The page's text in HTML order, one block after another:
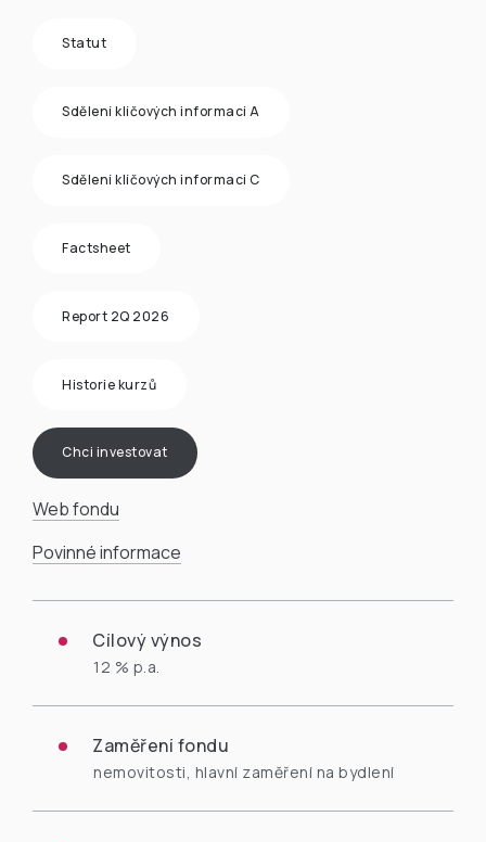
Statut
Sdělení klíčových informací A
Sdělení klíčových informací C
Factsheet
Report 2Q 2026
Historie kurzů
Chci investovat
Web fondu
Povinné informace
Cílový výnos
12 % p.a.
Zaměření fondu
nemovitosti, hlavní zaměření na bydlení